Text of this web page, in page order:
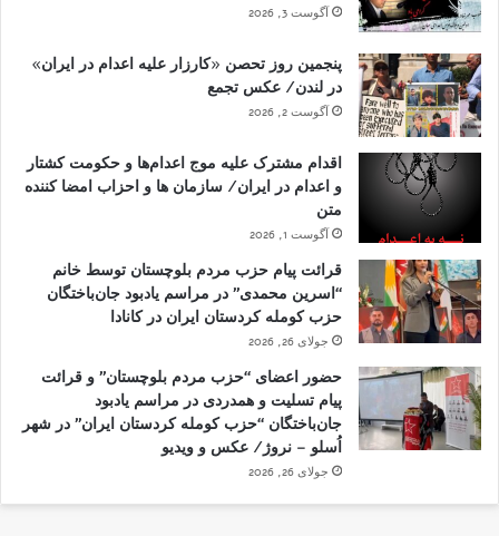
آگوست 3, 2026
پنجمین روز تحصن «کارزار علیه اعدام در ایران»
در لندن/ عکس تجمع
آگوست 2, 2026
اقدام مشترک علیه موج اعدام‌ها و حکومت کشتار
و اعدام در ایران/ سازمان ها و احزاب امضا کننده
متن
آگوست 1, 2026
قرائت پیام حزب مردم بلوچستان توسط خانم
“اسرین محمدی” در مراسم یادبود جان‌باختگان
حزب کومله کردستان ایران در کانادا
جولای 26, 2026
حضور اعضای “حزب مردم بلوچستان” و قرائت
پیام تسلیت و همدردی در مراسم یادبود
جان‌باختگان “حزب کومله کردستان ایران” در شهر
اُسلو – نروژ/ عکس و ویدیو
جولای 26, 2026